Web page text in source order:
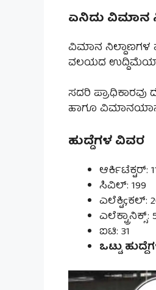
ಏನಿದು ವಿಮಾನ
ವಿಮಾನ ನಿಲ್ದಾಣಗಳ
ವಲಯದ
ಸದರಿ
ಹಾಗೂ ವಿಮಾನಯಾನ
ಹುದ್ದೆಗಳ ವಿವರ
ಆರ್ಕಿಟೆಕ್ಟರ್:
ಸಿವಿಲ್: 199
ಎಲೆಕ್ಟಿçಕಲ್:
ಎಲೆಕ್ಟ್ರಾನಿಕ್ಸ್:
ಐಟಿ: 31
ಒಟ್ಟು